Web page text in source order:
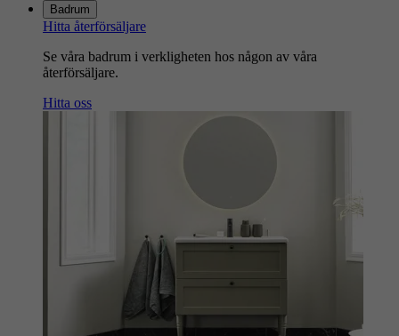
Badrum
Hitta återförsäljare
Se våra badrum i verkligheten hos någon av våra
återförsäljare.
Hitta oss